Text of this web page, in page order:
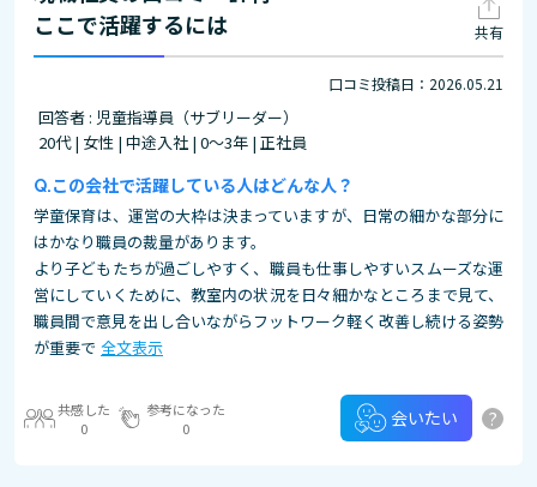
ここで活躍するには
共有
口コミ投稿日：2026.05.21
回答者 : 児童指導員（サブリーダー）
20代 | 女性 | 中途入社 | 0～3年 | 正社員
この会社で活躍している人はどんな人？
学童保育は、運営の大枠は決まっていますが、日常の細かな部分に
はかなり職員の裁量があります。
より子どもたちが過ごしやすく、職員も仕事しやすいスムーズな運
営にしていくために、教室内の状況を日々細かなところまで見て、
職員間で意見を出し合いながらフットワーク軽く改善し続ける姿勢
が重要で 全文表示
共感した
0
参考になった
0
会いたい ?